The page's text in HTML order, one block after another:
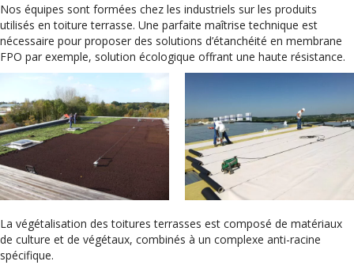
Nos équipes sont formées chez les industriels sur les produits
utilisés en toiture terrasse. Une parfaite maîtrise technique est
nécessaire pour proposer des solutions d’étanchéité en membrane
FPO par exemple, solution écologique offrant une haute résistance.
La végétalisation des toitures terrasses est composé de matériaux
de culture et de végétaux, combinés à un complexe anti-racine
spécifique.